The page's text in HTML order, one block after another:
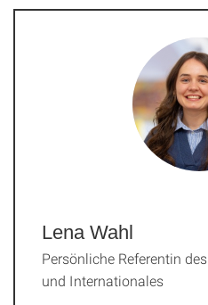
Lena Wahl
Persönliche Referentin
und Internationales